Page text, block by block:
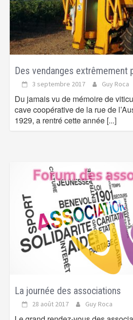
Des vendanges extrêmement
3 septembre 2017 Guy Roca
Du jamais vu de mémoire de
cave coopérative de la rue de
1929, a rentré cette année [...]
La journée des associations
28 août 2017 Guy Roca